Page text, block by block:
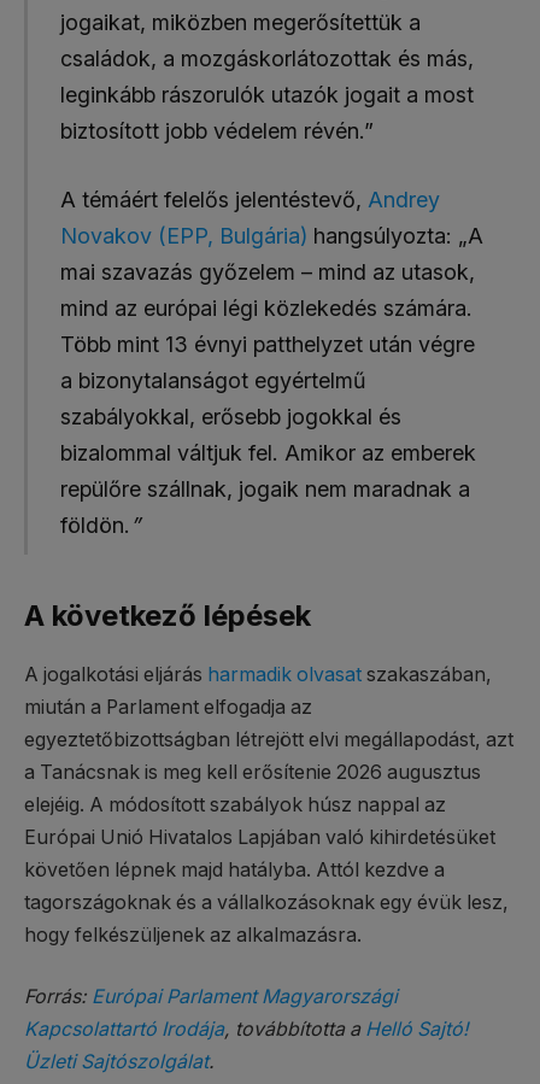
jogaikat, miközben megerősítettük a
családok, a mozgáskorlátozottak és más,
leginkább rászorulók utazók jogait a most
biztosított jobb védelem révén.”
A témáért felelős jelentéstevő, Andrey
Novakov (EPP, Bulgária) hangsúlyozta: „A
mai szavazás győzelem – mind az utasok,
mind az európai légi közlekedés számára.
Több mint 13 évnyi patthelyzet után végre
a bizonytalanságot egyértelmű
szabályokkal, erősebb jogokkal és
bizalommal váltjuk fel. Amikor az emberek
repülőre szállnak, jogaik nem maradnak a
földön. ”
A következő lépések
A jogalkotási eljárás harmadik olvasat szakaszában,
miután a Parlament elfogadja az
egyeztetőbizottságban létrejött elvi megállapodást, azt
a Tanácsnak is meg kell erősítenie 2026 augusztus
elejéig. A módosított szabályok húsz nappal az
Európai Unió Hivatalos Lapjában való kihirdetésüket
követően lépnek majd hatályba. Attól kezdve a
tagországoknak és a vállalkozásoknak egy évük lesz,
hogy felkészüljenek az alkalmazásra.
Forrás: Európai Parlament Magyarországi
Kapcsolattartó Irodája, továbbította a Helló Sajtó!
Üzleti Sajtószolgálat.